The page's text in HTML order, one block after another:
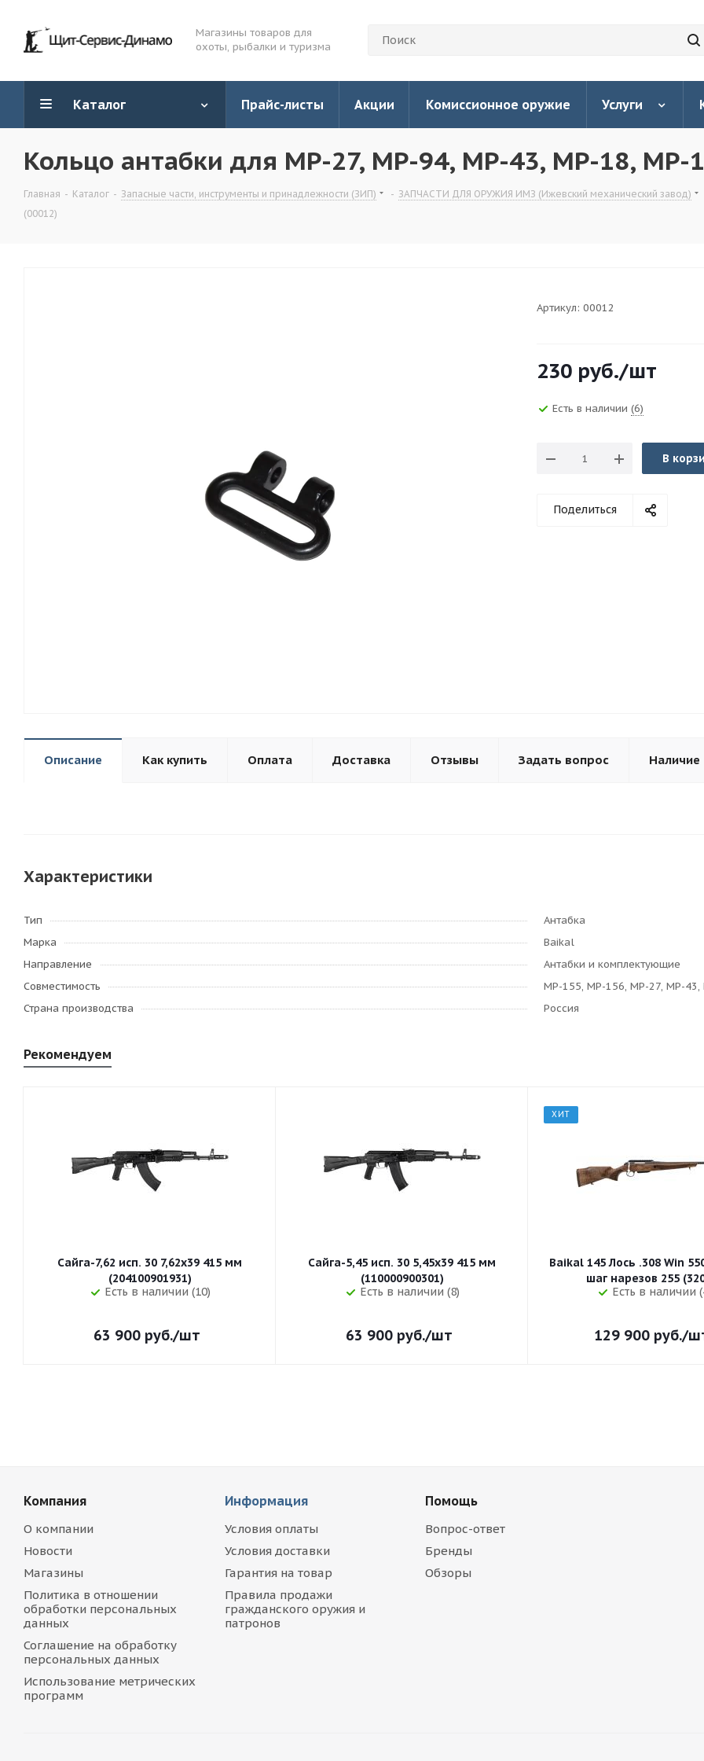
Магазины товаров для
охоты, рыбалки и туризма
Каталог Прайс-листы Акции Комиссионное оружие Услуги
Кольцо антабки для MP-27, MP-94, MP-43, MP-18,
Главная - Каталог - Запасные части, инструменты и принадлежности (ЗИП) - ЗАПЧАСТИ ДЛЯ ОРУЖИЯ ИМЗ (Ижевский механический завод)
(00012)
Артикул: 00012
230 руб./шт
Есть в наличии (6)
В
Поделиться
Описание Как купить Оплата Доставка Отзывы Задать вопрос Наличие
Характеристики
Тип
Антабка
Марка
Baikal
Направление
Антабки и комплектующие
Совместимость
МР-155, МР-156, МР-27, МР-
Страна производства
Россия
Рекомендуем
Сайга-7,62 исп. 30 7,62x39 415 мм
(204100901931)
Есть в наличии (10)
63 900 руб./шт
Сайга-5,45 исп. 30 5,45x39 415 мм
(110000900301)
Есть в наличии (8)
63 900 руб./шт
ХИТ
Baikal 145 Лось .308 Win
шаг
Есть в наличии
129 900руб./
Компания
О компании
Новости
Магазины
Политика в отношении
обработки персональных
данных
Соглашение на обработку
персональных данных
Использование метрических
программ
Информация
Условия оплаты
Условия доставки
Гарантия на товар
Правила продажи
гражданского оружия и
патронов
Помощь
Вопрос-ответ
Бренды
Обзоры